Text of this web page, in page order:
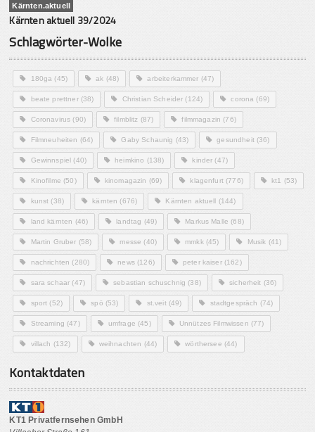
Kärnten.aktuell
Kärnten aktuell 39/2024
Schlagwörter-Wolke
180ga (45) ak (48) arbeiterkammer (47)
beate prettner(38) Christian Scheider (124) corona (69)
Coronavirus (90) filmblitz (87) filmmagazin (76)
Filmneuheiten (64) Gaby Schaunig (43) gesundheit(36)
Gewinnspiel (40) heimkino (138) kinder (47)
Kinofilme (50) kinomagazin (69) klagenfurt(776) kt1 (53)
kunst (38) kärnten (676) Kärnten aktuell (144)
land kärnten (46) landtag (49) Markus Malle (68)
Martin Gruber (58) messe (40) mmkk(45) Musik (41)
nachrichten (280) news(126) peter kaiser(162)
sara schaar (47) sebastian schuschnig (38) sicherheit (36)
sport (52) spö (53) st.veit(49) stadtgespräch (74)
Streaming (47) umfrage (45) Unnützes Filmwissen (77)
villach (132) weihnachten (44) wörthersee (44)
Kontaktdaten
KT1 Privatfernsehen GmbH